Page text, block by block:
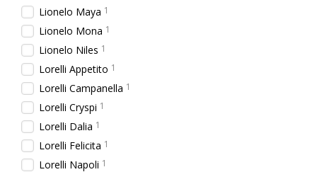
Lionelo Maya 1
Lionelo Mona 1
Lionelo Niles 1
Lorelli Appetito 1
Lorelli Campanella 1
Lorelli Cryspi 1
Lorelli Dalia 1
Lorelli Felicita 1
Lorelli Napoli 1